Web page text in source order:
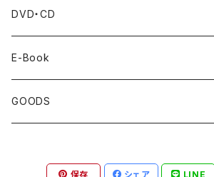
BankART1929's Activities
Artist Book
Exhibition Catalogue
DVD・CD
Cafe Live
E-Book
GOODS
保存 シェア LINE